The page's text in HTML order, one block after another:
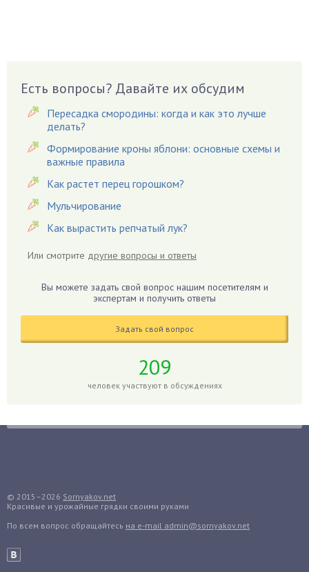
Вешенки
Виноград
Вредители
Гардения
Гацания
Гвоздики
Георгины
Гиацинт
Гладиолусы
Гранат
Грядки
Гуава
Есть вопросы? Давайте их обсудим
Пересадка смородины: когда и как это лучше
делать?
Формирование кроны яблони: основные схемы и
важные правила
Как растет перец горошком?
Мульчирование
Как вырастить репчатый лук?
Или смотрите другие вопросы и ответы
Вы можете задать свой вопрос нашим посетителям и
экспертам и получить ответы
Задать свой вопрос
209
человек участвуют в обсуждениях
© 2015–2026 Sornyakov.net
Красивые и урожайные грядки своими руками
По всем вопрос обращайтесь на e-mail admin@sornyakov.net